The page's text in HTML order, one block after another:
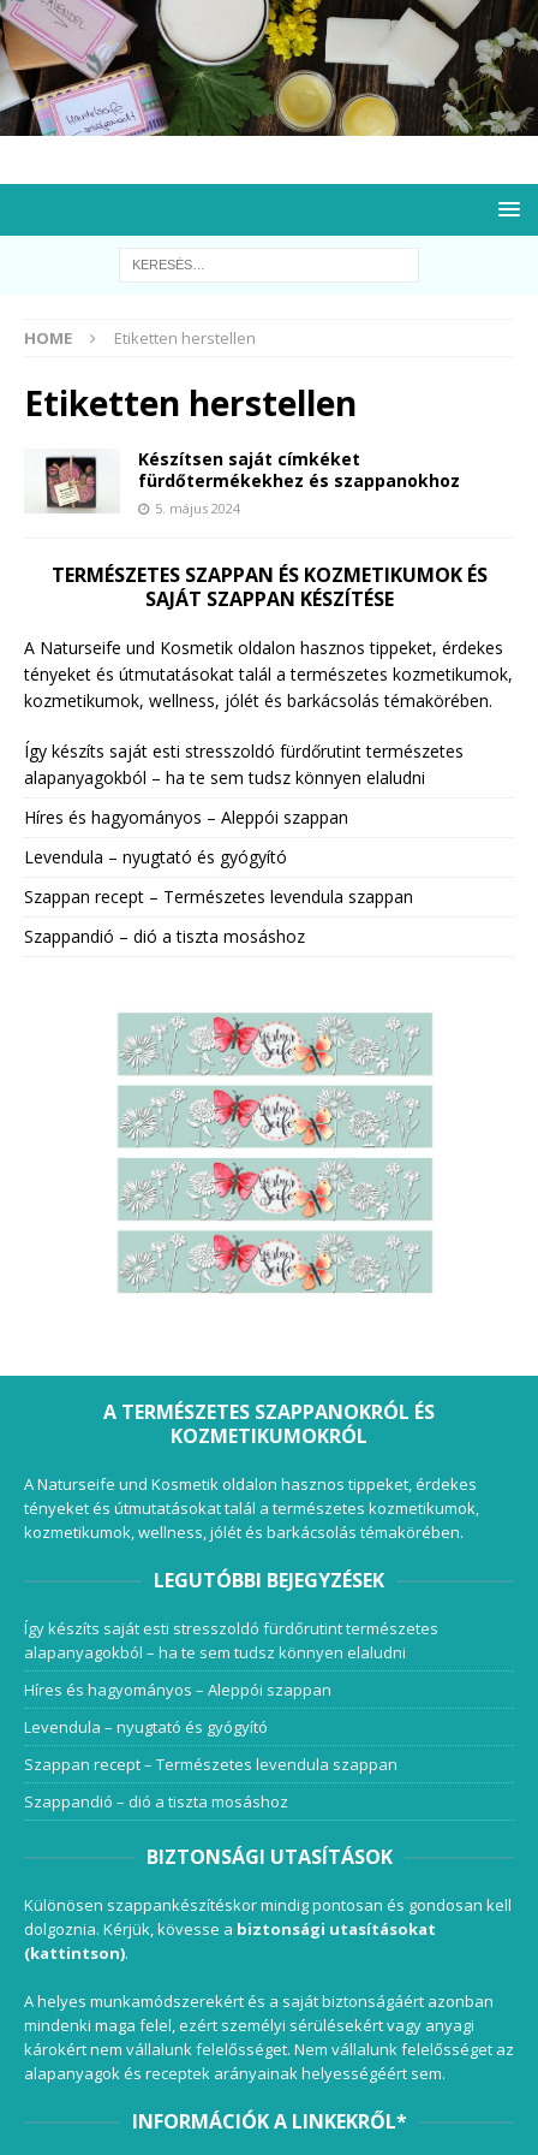
HOME Etiketten herstellen
Etiketten herstellen
Készítsen saját címkéket
fürdőtermékekhez és szappanokhoz
5. május 2024
TERMÉSZETES SZAPPAN ÉS KOZMETIKUMOK ÉS
SAJÁT SZAPPAN KÉSZÍTÉSE
A Naturseife und Kosmetik oldalon hasznos tippeket, érdekes
tényeket és útmutatásokat talál a természetes kozmetikumok,
kozmetikumok, wellness, jólét és barkácsolás témakörében.
Így készíts saját esti stresszoldó fürdőrutint természetes
alapanyagokból – ha te sem tudsz könnyen elaludni
Híres és hagyományos – Aleppói szappan
Levendula – nyugtató és gyógyító
Szappan recept – Természetes levendula szappan
Szappandió – dió a tiszta mosáshoz
A TERMÉSZETES SZAPPANOKRÓL ÉS
KOZMETIKUMOKRÓL
A Naturseife und Kosmetik oldalon hasznos tippeket, érdekes
tényeket és útmutatásokat talál a természetes kozmetikumok,
kozmetikumok, wellness, jólét és barkácsolás témakörében.
LEGUTÓBBI BEJEGYZÉSEK
Így készíts saját esti stresszoldó fürdőrutint természetes
alapanyagokból – ha te sem tudsz könnyen elaludni
Híres és hagyományos – Aleppói szappan
Levendula – nyugtató és gyógyító
Szappan recept – Természetes levendula szappan
Szappandió – dió a tiszta mosáshoz
BIZTONSÁGI UTASÍTÁSOK
Különösen szappankészítéskor mindig pontosan és gondosan kell
dolgoznia. Kérjük, kövesse a biztonsági utasításokat
(kattintson).
A helyes munkamódszerekért és a saját biztonságáért azonban
mindenki maga felel, ezért személyi sérülésekért vagy anyagi
károkért nem vállalunk felelősséget. Nem vállalunk felelősséget az
alapanyagok és receptek arányainak helyességéért sem.
INFORMÁCIÓK A LINKEKRŐL*